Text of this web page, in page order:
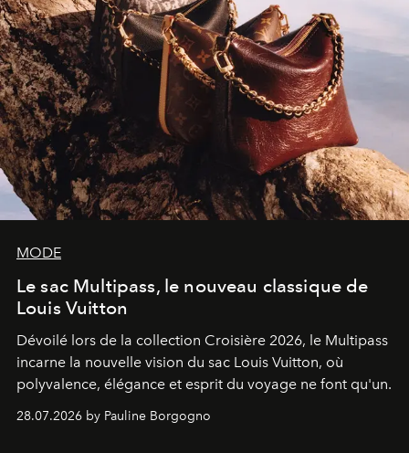
MODE
Le sac Multipass, le nouveau classique de
Louis Vuitton
Dévoilé lors de la collection Croisière 2026, le Multipass
incarne la nouvelle vision du sac Louis Vuitton, où
polyvalence, élégance et esprit du voyage ne font qu'un.
28.07.2026 by Pauline Borgogno